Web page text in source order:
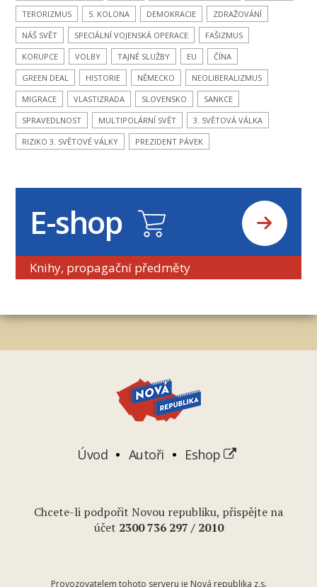
TERORIZMUS
5. KOLONA DEMOKRACIE
ZDRAŽOVÁNÍ
NÁŠ SVĚT
SPECIÁLNÍ VOJENSKÁ OPERACE
FAŠIZMUS
KORUPCE
VOLBY TAJNÉ SLUŽBY EU
ČÍNA
GREEN DEAL
HISTORIE NĚMECKO
NEOLIBERALIZMUS
MIGRACE
VLASTIZRADA SLOVENSKO
SANKCE
SPRAVEDLNOST
MULTIPOLÁRNÍ SVĚT
3. SVĚTOVÁ VÁLKA
RIZIKO 3. SVĚTOVÉ VÁLKY
PREZIDENT PÁVEK
E-shop
Knihy, propagační předměty
Úvod Autoři Eshop
Chcete-li podpořit Novou republiku, přispějte na
účet 2300 736 297 / 2010
Provozovatelem tohoto serveru je Nová republika z.s.